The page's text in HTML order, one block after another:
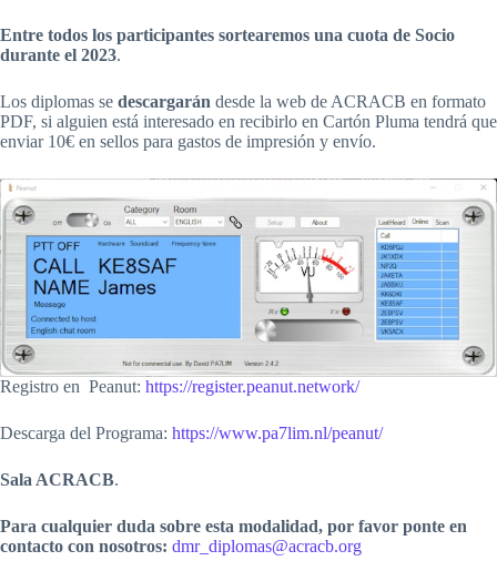
Entre todos los participantes sortearemos una cuota de Socio
durante el 2023.
Los diplomas se descargarán desde la web de ACRACB en formato
PDF, si alguien está interesado en recibirlo en Cartón Pluma tendrá que
enviar 10€ en sellos para gastos de impresión y envío.
Registro en Peanut: https://register.peanut.network/
Descarga del Programa: https://www.pa7lim.nl/peanut/
Sala ACRACB.
Para cualquier duda sobre esta modalidad, por favor ponte en
contacto con nosotros: dmr_diplomas@acracb.org